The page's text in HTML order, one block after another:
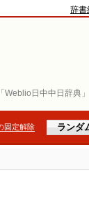
日中中日辞典」
辞書
固定解除